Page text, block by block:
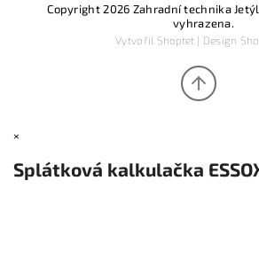
Copyright 2026 Zahradní technika
vyhrazena.
Vytvořil Shoptet| Design
×
Splátková kalkulačka